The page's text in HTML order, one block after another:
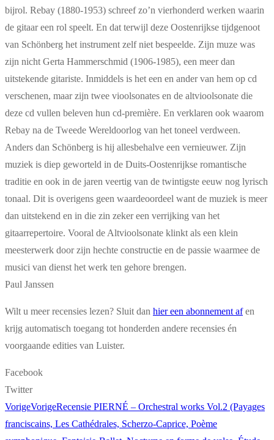
bijrol. Rebay (1880-1953) schreef zo’n vierhonderd werken waarin
de gitaar een rol speelt. En dat terwijl deze Oostenrijkse tijdgenoot
van Schönberg het instrument zelf niet bespeelde. Zijn muze was
zijn nicht Gerta Hammerschmid (1906-1985), een meer dan
uitstekende gitariste. Inmiddels is het een en ander van hem op cd
verschenen, maar zijn twee vioolsonates en de altvioolsonate die
deze cd vullen beleven hun cd-première. En verklaren ook waarom
Rebay na de Tweede Wereldoorlog van het toneel verdween.
Anders dan Schönberg is hij allesbehalve een vernieuwer. Zijn
muziek is diep geworteld in de Duits-Oostenrijkse romantische
traditie en ook in de jaren veertig van de twintigste eeuw nog lyrisch
tonaal. Dit is overigens geen waardeoordeel want de muziek is meer
dan uitstekend en in die zin zeker een verrijking van het
gitaarrepertoire. Vooral de Altvioolsonate klinkt als een klein
meesterwerk door zijn hechte constructie en de passie waarmee de
musici van dienst het werk ten gehore brengen.
Paul Janssen
Wilt u meer recensies lezen? Sluit dan hier een abonnement afen
krijg automatisch toegang tot honderden andere recensies én
voorgaande edities van Luister.
Facebook
Twitter
VorigeVorigeRecensie PIERNÉ – Orchestral works Vol.2 (Payages
franciscains, Les Cathédrales, Scherzo-Caprice, Poème